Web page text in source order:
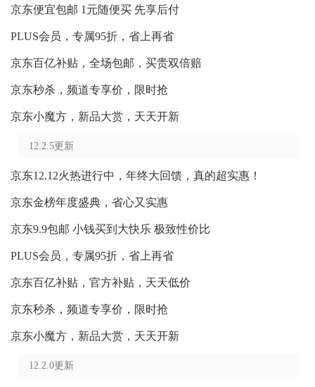
京东便宜包邮 1元随便买 先享后付
PLUS会员，专属95折，省上再省
京东百亿补贴，全场包邮，买贵双倍赔
京东秒杀，频道专享价，限时抢
京东小魔方，新品大赏，天天开新
12.2.5更新
京东12.12火热进行中，年终大回馈，真的超实惠！
京东金榜年度盛典，省心又实惠
京东9.9包邮 小钱买到大快乐 极致性价比
PLUS会员，专属95折，省上再省
京东百亿补贴，官方补贴，天天低价
京东秒杀，频道专享价，限时抢
京东小魔方，新品大赏，天天开新
12.2.0更新